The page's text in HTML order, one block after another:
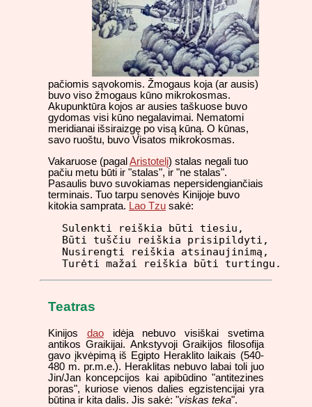
pačiomis sąvokomis. Žmogaus koja (ar ausis)
buvo viso žmogaus kūno mikrokosmas.
Akupunktūra kojos ar ausies taškuose buvo
gydomas visi kūno negalavimai. Nematomi
meridianai išsiraizgę po visą kūną. O kūnas,
savo ruoštu, buvo Visatos mikrokosmas.
Vakaruose (pagal Aristotelį) stalas negali tuo
pačiu metu būti ir "stalas", ir "ne stalas".
Pasaulis buvo suvokiamas nepersidengiančiais
terminais. Tuo tarpu senovės Kinijoje buvo
kitokia samprata. Lao Tzu sakė:
Sulenkti reiškia būti tiesiu,
Būti tuščiu reiškia prisipildyti,
Nusirengti reiškia atsinaujinimą,
Turėti mažai reiškia būti turtingu.
Teatras
Kinijos daoidėja nebuvo visiškai svetima
antikos Graikijai. Ankstyvoji Graikijos filosofija
gavo įkvėpimą iš Egipto Heraklito laikais (540-
480 m. pr.m.e.). Heraklitas nebuvo labai toli juo
Jin/Jan koncepcijos kai apibūdino "antitezines
poras", kuriose vienos dalies egzistencijai yra
būtina ir kita dalis. Jis sakė: "viskas teka".